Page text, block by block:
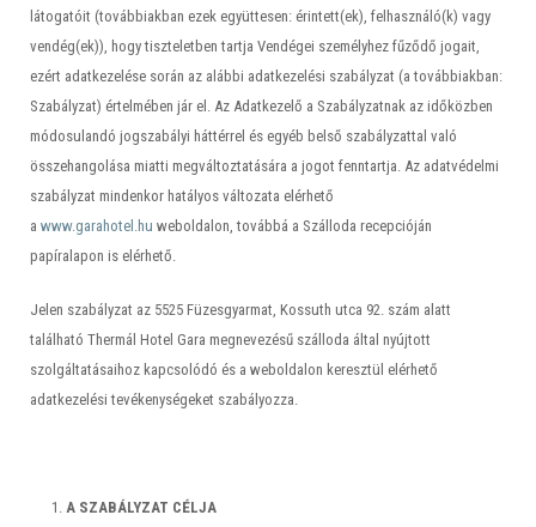
látogatóit (továbbiakban ezek együttesen: érintett(ek), felhasználó(k) vagy
vendég(ek)), hogy tiszteletben tartja Vendégei személyhez fűződő jogait,
ezért adatkezelése során az alábbi adatkezelési szabályzat (a továbbiakban:
Szabályzat) értelmében jár el. Az Adatkezelő a Szabályzatnak az időközben
módosulandó jogszabályi háttérrel és egyéb belső szabályzattal való
összehangolása miatti megváltoztatására a jogot fenntartja. Az adatvédelmi
szabályzat mindenkor hatályos változata elérhető
a www.garahotel.hu weboldalon, továbbá a Szálloda recepcióján
papíralapon is elérhető.
Jelen szabályzat az 5525 Füzesgyarmat, Kossuth utca 92. szám alatt
található Thermál Hotel Gara megnevezésű szálloda által nyújtott
szolgáltatásaihoz kapcsolódó és a weboldalon keresztül elérhető
adatkezelési tevékenységeket szabályozza.
A SZABÁLYZAT CÉLJA